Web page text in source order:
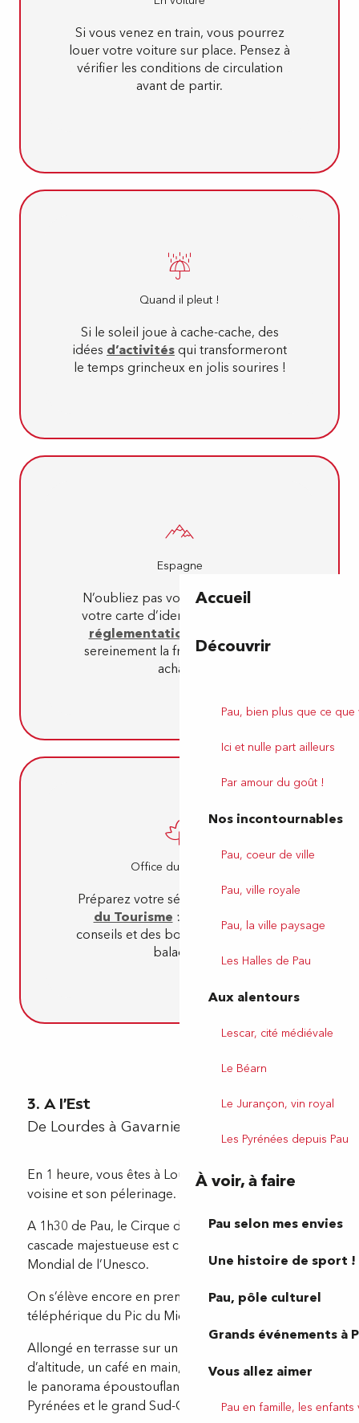
Accueil
Découvrir
Pau, bien plus que ce
Ici et nulle part ailleurs
Par amour du goût !
Nos incontournables
Pau, coeur de ville
Pau, ville royale
Pau, la ville paysage
Les Halles de Pau
Aux alentours
Lescar, cité médiévale
Le Béarn
Le Jurançon, vin royal
Les Pyrénées depuis Pau
À voir, à faire
Pau selon mes envies
Une histoire de sport !
Pau, pôle culturel
Grands événements à
Vous allez aimer
Pau en famille, les
Si vous venez en train, vous pourrez
louer votre voiture sur place. Pensez à
vérifier les conditions de circulation
avant de partir.
Quand il pleut !
Si le soleil joue à cache-cache, des
idées d’activitésqui transformeront
le temps grincheux en jolis sourires !
Espagne
N’oubliez pas votre passeport ou
votre carte d’identité et vérifiez
réglementation
sereinement la frontière avec vos
achats !
Office du Tourisme
Préparez votre séjour avec l’ Office
du Tourisme : des idées, des
conseils et des bons plans pour vos
balades !
3. A l'Est
De Lourdes à Gavarnie
En 1 heure, vous êtes à Lourdes, notre célèbrissime
voisine et son pélerinage.
A 1h30 de Pau, le Cirque de Gavarnie avec sa
cascade majestueuse est classé au Patrimoine
Mondial de l’Unesco.
On s’élève encore en prenant place dans le
téléphérique du Pic du Midi de Bigorre.
Allongé en terrasse sur un transat à 2 877m
d’altitude, un café en main, on vous laisse imaginer
le panorama époustouflant sur la chaîne des
Pyrénées et le grand Sud-Ouest.